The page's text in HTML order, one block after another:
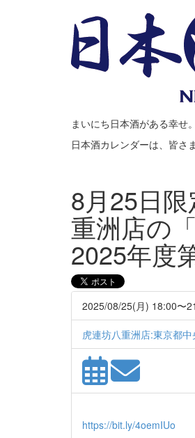
まいにち日本酒がある幸せ
日本酒カレンダーは、皆さ
8月25日
重洲店の
2025年度
2025/08/25(月) 18:00〜
虎連坊八重洲店:東京都
https://bit.ly/4oemIUo